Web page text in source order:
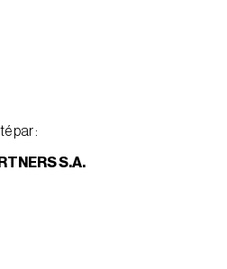
par :
S.A.